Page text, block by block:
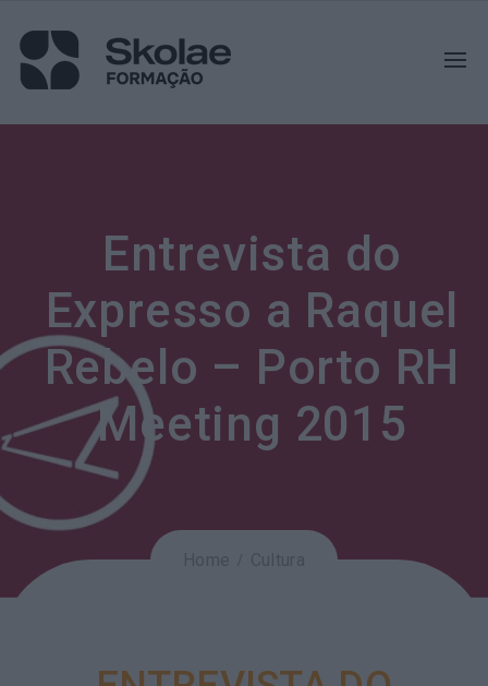
Entrevista do
Expresso a Raquel
Rebelo – Porto RH
Meeting 2015